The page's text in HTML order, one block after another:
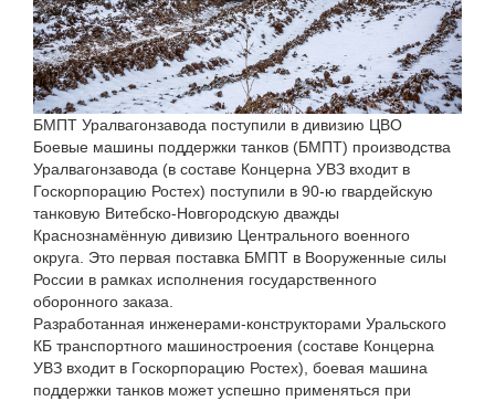
БМПТ Уралвагонзавода поступили в дивизию ЦВО
Боевые машины поддержки танков (БМПТ) производства
Уралвагонзавода (в составе Концерна УВЗ входит в
Госкорпорацию Ростех) поступили в 90-ю гвардейскую
танковую Витебско-Новгородскую дважды
Краснознамённую дивизию Центрального военного
округа. Это первая поставка БМПТ в Вооруженные силы
России в рамках исполнения государственного
оборонного заказа.
Разработанная инженерами-конструкторами Уральского
КБ транспортного машиностроения (составе Концерна
УВЗ входит в Госкорпорацию Ростех), боевая машина
поддержки танков может успешно применяться при